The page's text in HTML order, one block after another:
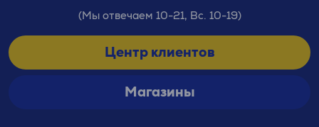
(Мы отвечаем 10-21, Вс. 10-19)
Центр клиентов
Магазины